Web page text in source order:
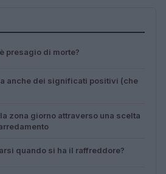
presagio di morte?
anche dei significati positivi (che
zona giorno attraverso una scelta
quando si ha il raffreddore?